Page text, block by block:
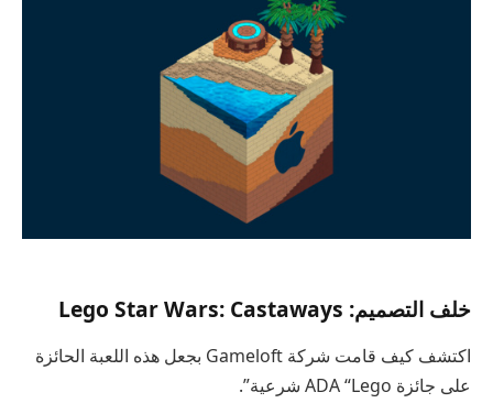
خلف التصميم: Lego Star Wars: Castaways
اكتشف كيف قامت شركة Gameloft بجعل هذه اللعبة الحائزة
على جائزة ADA “Lego شرعية”.